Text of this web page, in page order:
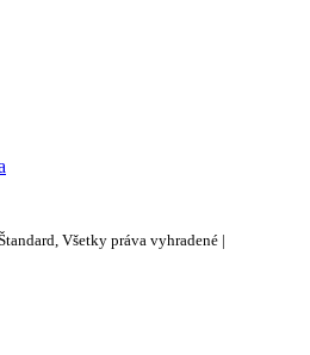
Všetky práva vyhradené |